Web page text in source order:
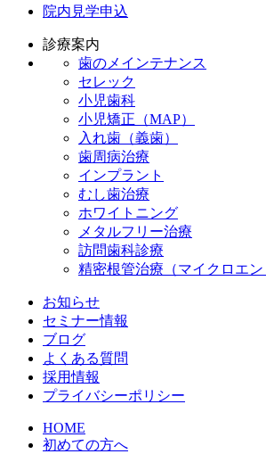
院内見学申込
診療案内
歯のメインテナンス
セレック
小児歯科
小児矯正（MAP）
入れ歯（義歯）
歯周病治療
インプラント
むし歯治療
ホワイトニング
メタルフリー治療
訪問歯科診療
精密根管治療（マイクロエン
お知らせ
セミナー情報
ブログ
よくある質問
採用情報
プライバシーポリシー
HOME
初めての方へ